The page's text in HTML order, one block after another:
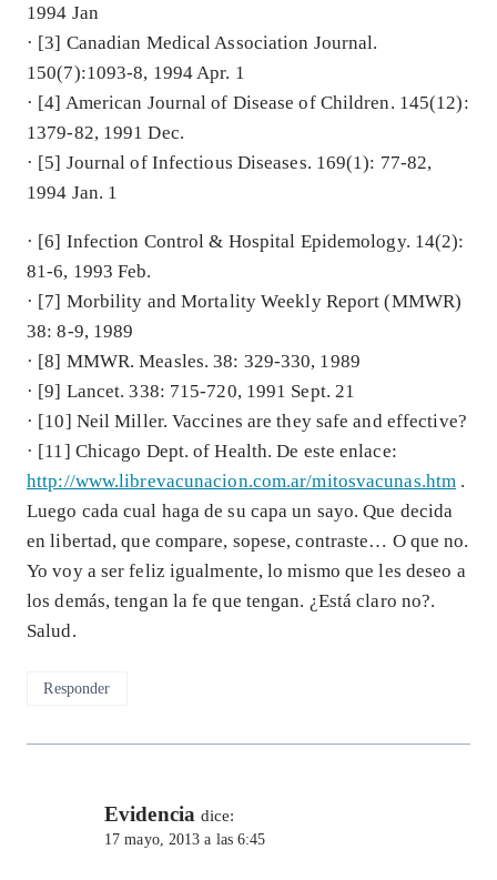
1994 Jan
· [3] Canadian Medical Association Journal.
150(7):1093-8, 1994 Apr. 1
· [4] American Journal of Disease of Children. 145(12):
1379-82, 1991 Dec.
· [5] Journal of Infectious Diseases. 169(1): 77-82,
1994 Jan. 1
· [6] Infection Control & Hospital Epidemology. 14(2):
81-6, 1993 Feb.
· [7] Morbility and Mortality Weekly Report (MMWR)
38: 8-9, 1989
· [8] MMWR. Measles. 38: 329-330, 1989
· [9] Lancet. 338: 715-720, 1991 Sept. 21
· [10] Neil Miller. Vaccines are they safe and effective?
· [11] Chicago Dept. of Health. De este enlace:
http://www.librevacunacion.com.ar/mitosvacunas.htm .
Luego cada cual haga de su capa un sayo. Que decida
en libertad, que compare, sopese, contraste… O que no.
Yo voy a ser feliz igualmente, lo mismo que les deseo a
los demás, tengan la fe que tengan. ¿Está claro no?.
Salud.
Responder
Evidencia dice:
17 mayo, 2013 a las 6:45